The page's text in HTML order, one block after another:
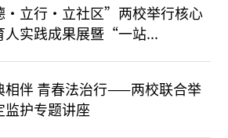
・立行・立社区”两校举行核心
人实践成果展暨“一站...
相伴 青春法治行——两校联合举
监护专题讲座